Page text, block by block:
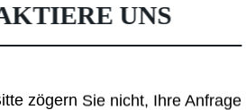
UNS
zögern Sie nicht, Ihre Anfrage